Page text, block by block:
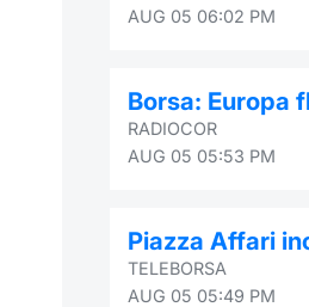
AUG 05 06:02 PM
Borsa: Europa
RADIOCOR
AUG 05 05:53 PM
Piazza Affari
TELEBORSA
AUG 05 05:49 PM